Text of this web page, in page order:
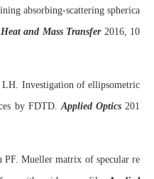
absorbing-scattering spherica
and Mass Transfer 2016, 10
Investigation of ellipsometric
by FDTD. Applied Optics 201
Mueller matrix of specular re